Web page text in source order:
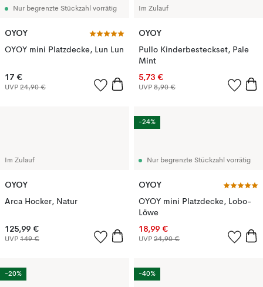
Nur begrenzte Stückzahl vorrätig
OYOY
OYOY mini Platzdecke, Lun Lun
17 €
UVP 24,90 €
Im Zulauf
OYOY
Pullo Kinderbesteckset, Pale
Mint
5,73 €
UVP 8,90 €
Im Zulauf
OYOY
Arca Hocker, Natur
125,99 €
UVP 149 €
Nur begrenzte Stückzahl vorrätig
OYOY
OYOY mini Platzdecke, Lobo-
Löwe
18,99 €
UVP 24,90 €
-24%
-20% -40%